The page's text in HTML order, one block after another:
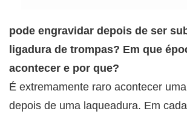
pode engravidar depois de ser
ligadura de trompas? Em que
acontecer e por que?
É extremamente raro acontecer
depois de uma laqueadura. Em